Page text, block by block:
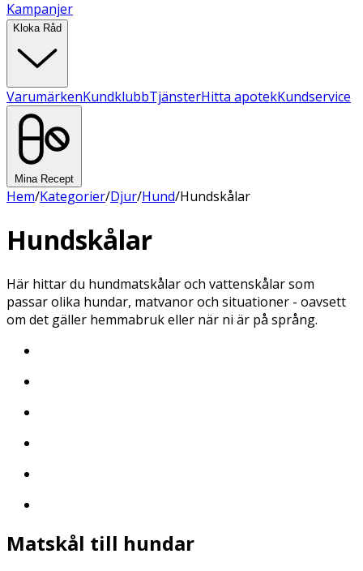
Kampanjer
Kloka Råd
VarumärkenKundklubbTjänsterHitta apotekKundservice
Mina Recept
Hem/Kategorier/Djur/Hund/Hundskålar
Hundskålar
Här hittar du hundmatskålar och vattenskålar som
passar olika hundar, matvanor och situationer - oavsett
om det gäller hemmabruk eller när ni är på språng.
Matskål till hundar